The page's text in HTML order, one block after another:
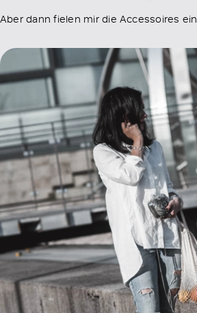
Aber dann fielen mir die Accessoires ein.